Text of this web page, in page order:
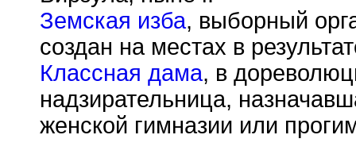
Земская изба, выборный
создан на местах в
Классная дама, в
надзирательница,
женской гимназии или